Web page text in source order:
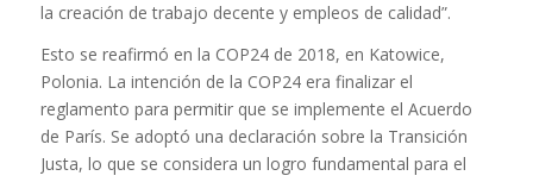
la creación de trabajo decente y empleos de calidad”.
Esto se reafirmó en la COP24 de 2018, en Katowice,
Polonia. La intención de la COP24 era finalizar el
reglamento para permitir que se implemente el Acuerdo
de París. Se adoptó una declaración sobre la Transición
Justa, lo que se considera un logro fundamental para el